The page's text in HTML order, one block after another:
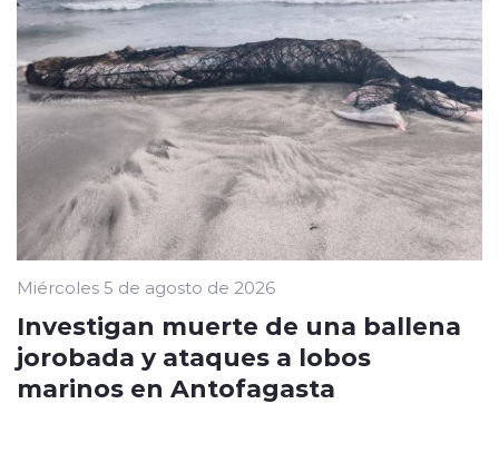
Miércoles 5 de agosto de 2026
Investigan muerte de una ballena
jorobada y ataques a lobos
marinos en Antofagasta